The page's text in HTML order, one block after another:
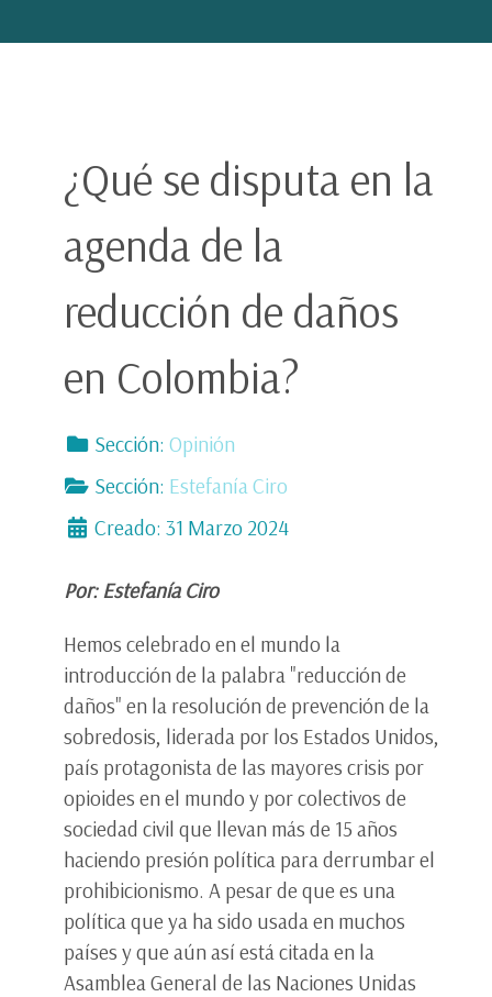
¿Qué se disputa en la
agenda de la
reducción de daños
en Colombia?
Sección: Opinión
Sección: Estefanía Ciro
Creado: 31 Marzo 2024
Por: Estefanía Ciro
Hemos celebrado en el mundo la
introducción de la palabra "reducción de
daños" en la resolución de prevención de la
sobredosis, liderada por los Estados Unidos,
país protagonista de las mayores crisis por
opioides en el mundo y por colectivos de
sociedad civil que llevan más de 15 años
haciendo presión política para derrumbar el
prohibicionismo. A pesar de que es una
política que ya ha sido usada en muchos
países y que aún así está citada en la
Asamblea General de las Naciones Unidas